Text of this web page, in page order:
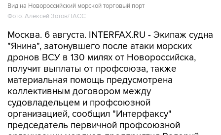
Москва. 6 августа. INTERFAX.RU - Экипаж судна
дронов ВСУ в 130 милях от Новороссийска,
получит выплаты от профсоюза, также
материальная помощь предусмотрена
коллективным договором между
судовладельцем и профсоюзной
организацией, сообщил "Интерфаксу"
председатель первичной профсоюзной
организации моряков предприятия Валерий
Березинский в четверг.